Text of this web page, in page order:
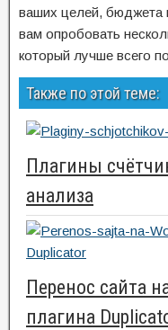
ваших целей, бюджета
вам опробовать
который лучше всего
Также по этой теме:
Плагины
анализа
Перенос сайта
плагина